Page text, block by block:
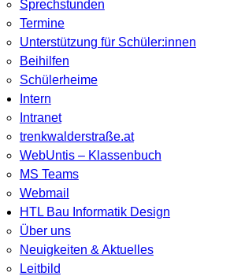
Sprechstunden
Termine
Unterstützung für Schüler:innen
Beihilfen
Schülerheime
Intern
Intranet
trenkwalderstraße.at
WebUntis – Klassenbuch
MS Teams
Webmail
HTL Bau Informatik Design
Über uns
Neuigkeiten & Aktuelles
Leitbild